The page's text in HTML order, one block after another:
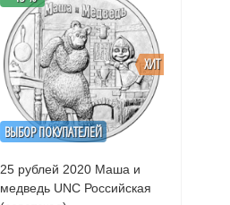
ВЫБОР ПОКУПАТЕЛЕЙ
ХИТ
25 рублей 2020 Маша и
медведь UNC Российская